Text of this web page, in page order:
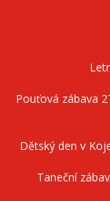
Pouťová zábava
Dětský den v
Taneční